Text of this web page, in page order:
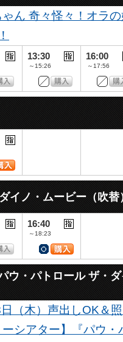
ん 奇々怪々！オラ
13:30
～15:26
16:00
～17:56
イノ・ムービー（吹替
16:40
～18:23
ウ・パトロール ザ・
（木）声出しOK＆
シアター】『パウ